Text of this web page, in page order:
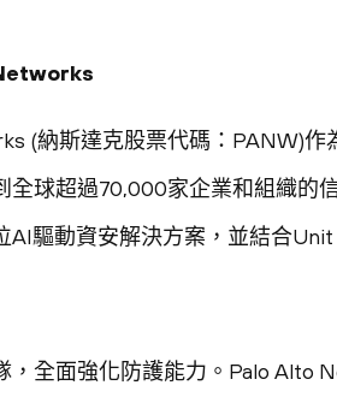
(納斯達克股票代碼：PANW)
全球超過70,000家企業和組織的
AI驅動資安解決方案，並結合
，全面強化防護能力。Palo Alto